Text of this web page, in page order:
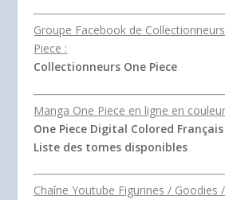
Groupe Facebook de
Piece :
Collectionneurs One Piece
Manga One Piece en ligne en
One Piece Digital Colored Français
Liste des tomes disponibles
Chaîne Youtube Figurines / Goodies